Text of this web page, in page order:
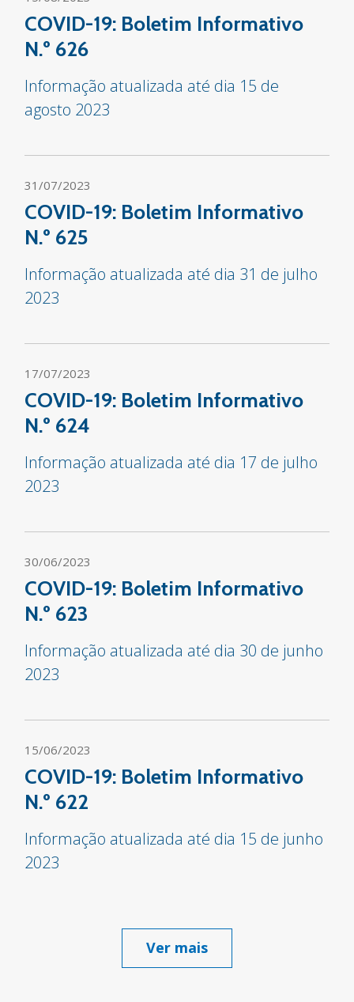
COVID-19: Boletim Informativo
N.º 626
Informação atualizada até dia 15 de
agosto 2023
31/07/2023
COVID-19: Boletim Informativo
N.º 625
Informação atualizada até dia 31 de julho
2023
17/07/2023
COVID-19: Boletim Informativo
N.º 624
Informação atualizada até dia 17 de julho
2023
30/06/2023
COVID-19: Boletim Informativo
N.º 623
Informação atualizada até dia 30 de junho
2023
15/06/2023
COVID-19: Boletim Informativo
N.º 622
Informação atualizada até dia 15 de junho
2023
Ver mais